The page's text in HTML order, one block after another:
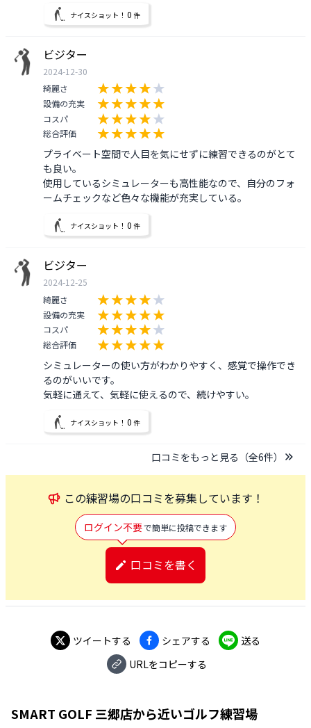
ナイスショット！ 0 件
ビジター
2024-12-30
綺麗さ
設備の充実
コスパ
総合評価
プライベート空間で人目を気にせずに練習できるのがとて
も良い。
使用しているシミュレーターも高性能なので、自分のフォ
ームチェックなど色々な機能が充実している。
ナイスショット！ 0 件
ビジター
2024-12-25
綺麗さ
設備の充実
コスパ
総合評価
シミュレーターの使い方がわかりやすく、感覚で操作でき
るのがいいです。
気軽に通えて、気軽に使えるので、続けやすい。
ナイスショット！ 0 件
口コミをもっと見る（全6件）
この練習場の口コミを募集しています！
ログイン不要で簡単に投稿できます
口コミを書く
ツイートする シェアする
送る
URLをコピーする
SMART GOLF 三郷店から近いゴルフ練習場